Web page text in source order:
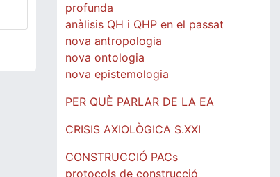
profunda
anàlisis QH i QHP en el passat
nova antropologia
nova ontologia
nova epistemologia
PER QUÈ PARLAR DE LA EA
CRISIS AXIOLÒGICA S.XXI
CONSTRUCCIÓ PACs
protocols de construcció